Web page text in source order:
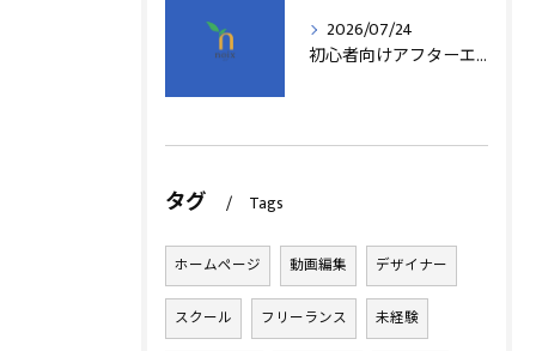
2026/07/24
初心者向けアフターエフェクト動画編集の基本
タグ Tags
ホームページ 動画編集 デザイナー
スクール フリーランス 未経験